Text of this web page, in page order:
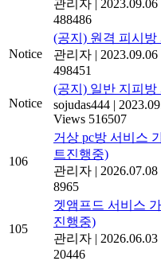
관리자 | 2023.09.06
488486
Notice
(공지) 원격 피시방
관리자 | 2023.09.06
498451
Notice
(공지) 일반 지피방
sojudas444 |
Views 516507
106
거상 pc방 서비스
트진행중)
관리자 | 2026.07.08
8965
105
겟앰프드 서비스
진행중)
관리자 | 2026.06.03
20446